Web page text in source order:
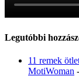
Legutóbbi
11 remek
MotiWoman -